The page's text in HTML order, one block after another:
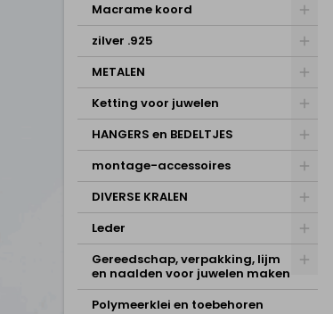
Macrame koord
zilver .925
METALEN
Ketting voor juwelen
HANGERS en BEDELTJES
montage-accessoires
DIVERSE KRALEN
Leder
Gereedschap, verpakking, lijm
en naalden voor juwelen maken
Polymeerklei en toebehoren